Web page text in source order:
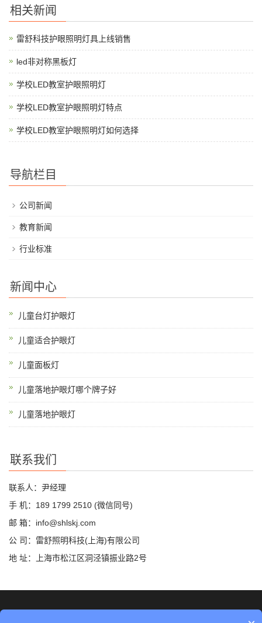
相关新闻
雷舒科技护眼照明灯具上线销售
led非对称黑板灯
学校LED教室护眼照明灯
学校LED教室护眼照明灯特点
学校LED教室护眼照明灯如何选择
导航栏目
公司新闻
教育新闻
行业标准
新闻中心
儿童台灯护眼灯
儿童适合护眼灯
儿童面板灯
儿童落地护眼灯哪个牌子好
儿童落地护眼灯
联系我们
联系人：尹经理
手 机：189 1799 2510 (微信同号)
邮 箱：info@shlskj.com
公 司：雷舒照明科技(上海)有限公司
地 址：上海市松江区洞泾镇振业路2号